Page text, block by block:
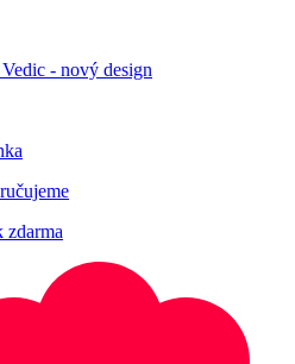
- nový design
zdarma